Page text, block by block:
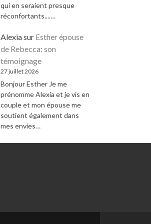
qui en seraient presque
réconfortants....…
Alexiasur Esther épouse
de Rebecca: son
témoignage
27 juillet 2026
Bonjour Esther Je me
prénomme Alexia et je vis en
couple et mon épouse me
soutient également dans
mes envies…